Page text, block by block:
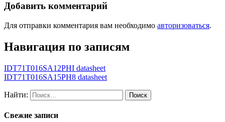
Добавить комментарий
Для отправки комментария вам необходимо авторизоваться.
Навигация по записям
IDT71T016SA12PHI datasheet
IDT71T016SA15PH8 datasheet
Найти:
Свежие записи